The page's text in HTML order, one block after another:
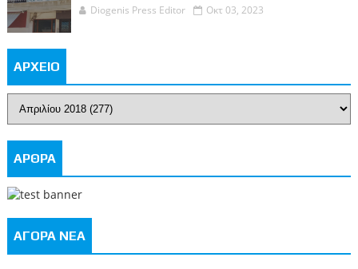
Diogenis Press Editor Οκτ 03, 2023
ΑΡΧΕΙΟ
ΑΡΘΡΑ
ΑΓΟΡΑ ΝΕΑ